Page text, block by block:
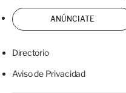
ANÚNCIATE
Directorio
Aviso de Privacidad